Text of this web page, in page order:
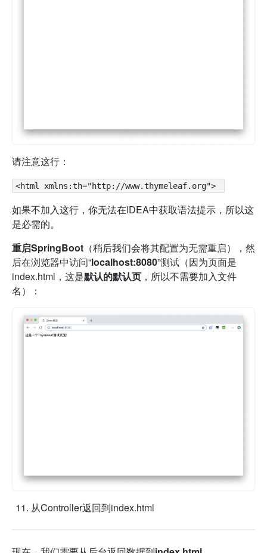
请注意这行：
<html xmlns:th="http://www.thymeleaf.org">
如果不加入这行，你无法在IDEA中获取语法提示，所以这
是必需的。
重启SpringBoot （稍后我们会将其配置为无需重启），然
后在浏览器中访问“localhost:8080”测试（因为页面是
index.html，这是默认的默认页 ，所以不需要加入文件
名）：
从Controller返回到index.html